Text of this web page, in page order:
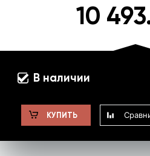
10
В наличии
КУПИТЬ